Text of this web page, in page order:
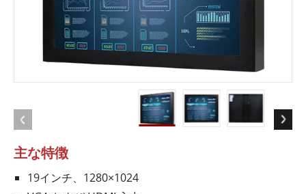
主な特徴
19インチ、1280×1024